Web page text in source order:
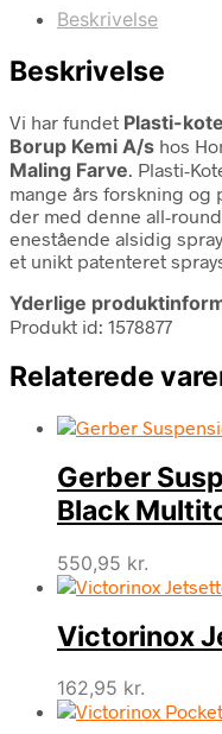
Beskrivelse
Beskrivelse
Vi har fundet Plasti-
Borup Kemi A/s hos
Maling Farve. Plasti-
mange års forskning og
der med denne all-
enestående alsidig
et unikt patenteret
Yderlige
Produkt id: 1578877
Relaterede
Gerber
Black
550,95 kr.
Victorinox
162,95 kr.